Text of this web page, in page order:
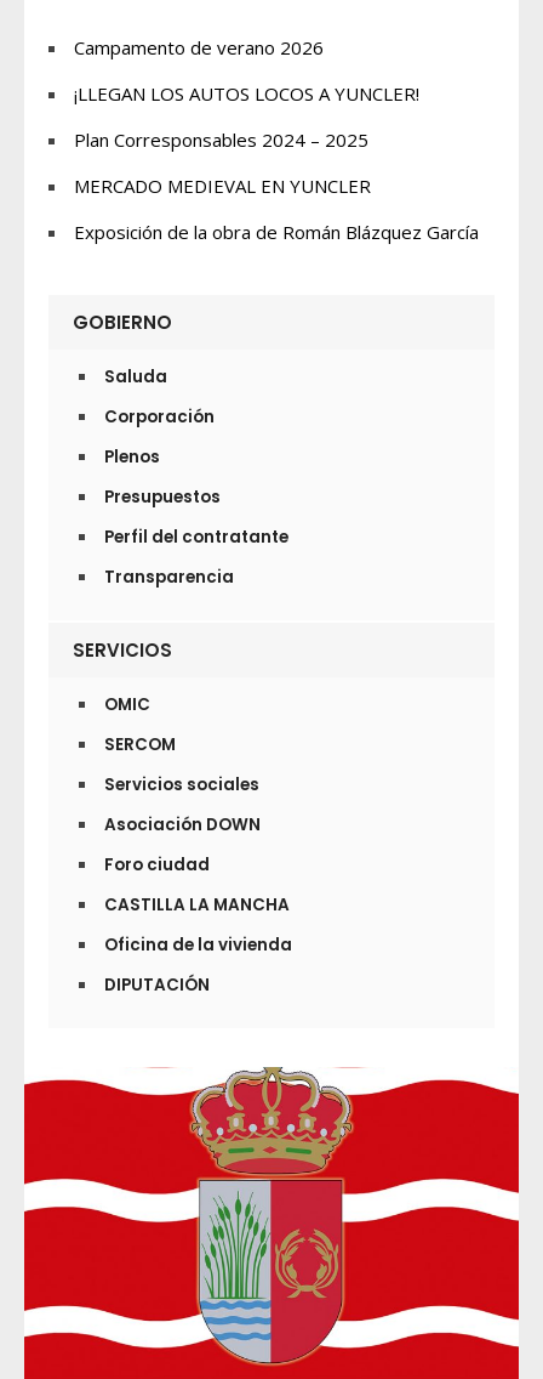
Campamento de verano 2026
¡LLEGAN LOS AUTOS LOCOS A YUNCLER!
Plan Corresponsables 2024 – 2025
MERCADO MEDIEVAL EN YUNCLER
Exposición de la obra de Román Blázquez García
GOBIERNO
Saluda
Corporación
Plenos
Presupuestos
Perfil del contratante
Transparencia
SERVICIOS
OMIC
SERCOM
Servicios sociales
Asociación DOWN
Foro ciudad
CASTILLA LA MANCHA
Oficina de la vivienda
DIPUTACIÓN